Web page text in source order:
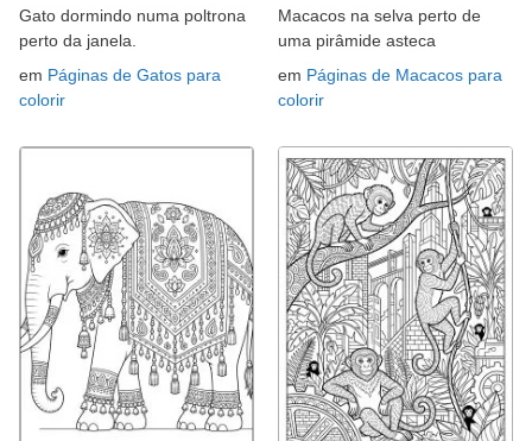
Gato dormindo numa poltrona
perto da janela.
em Páginas de Gatos para
colorir
Macacos na selva perto de
uma pirâmide asteca
em Páginas de Macacos para
colorir